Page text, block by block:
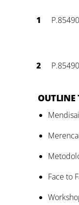
1
2
OUTLINE
Face to